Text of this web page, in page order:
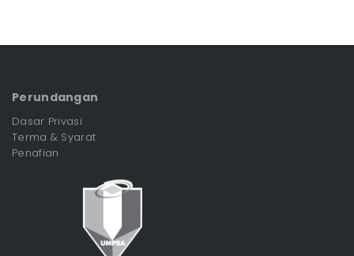
Perundangan
Dasar Privasi
Terma & Syarat
Penafian